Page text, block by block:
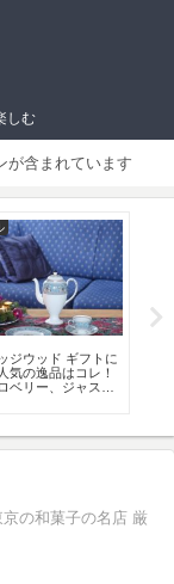
しむ
が含まれています
ジウッド ギフトに
気の逸品はコレ！
ベリー、ジャスパ
京の和菓子の名店 厳